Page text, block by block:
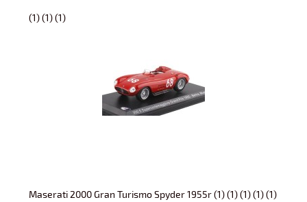
(1) (1) (1)
Maserati 2000 Gran Turismo Spyder 1955r (1) (1) (1) (1) (1)